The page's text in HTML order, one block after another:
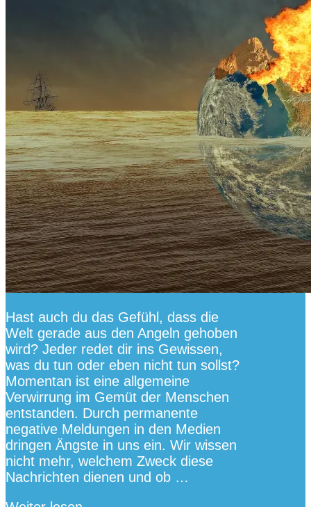
Hast auch du das Gefühl, dass die
Welt gerade aus den Angeln gehoben
wird? Jeder redet dir ins Gewissen,
was du tun oder eben nicht tun sollst?
Momentan ist eine allgemeine
Verwirrung im Gemüt der Menschen
entstanden. Durch permanente
negative Meldungen in den Medien
dringen Ängste in uns ein. Wir wissen
nicht mehr, welchem Zweck diese
Nachrichten dienen und ob …